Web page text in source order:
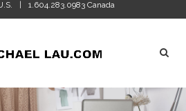
1.604.283.0983 Canada